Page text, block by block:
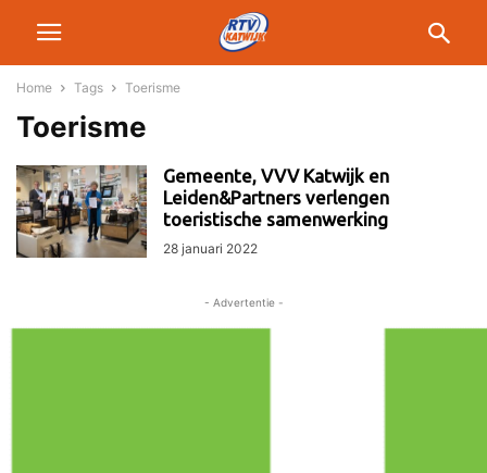
Home Tags Toerisme
Toerisme
Gemeente, VVV Katwijk en
Leiden&Partners verlengen
toeristische samenwerking
28 januari 2022
- Advertentie -